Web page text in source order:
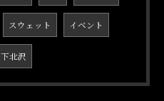
スウェット イベント
下北沢